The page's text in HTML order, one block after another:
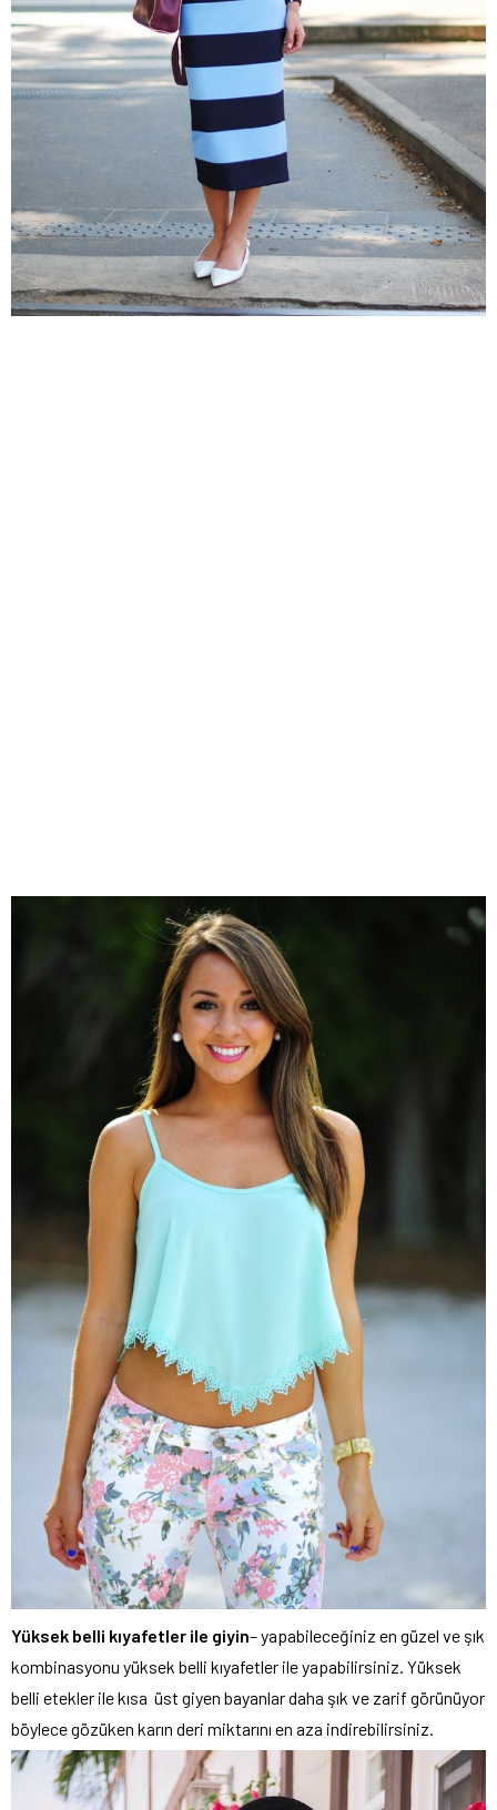
Yüksek belli kıyafetler ile giyin– yapabileceğiniz en güzel ve şık
kombinasyonu yüksek belli kıyafetler ile yapabilirsiniz. Yüksek
belli etekler ile kısa üst giyen bayanlar daha şık ve zarif görünüyor
böylece gözüken karın deri miktarını en aza indirebilirsiniz.